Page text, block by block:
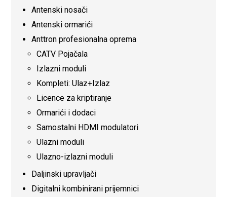
Antenski nosači
Antenski ormarići
Anttron profesionalna oprema
CATV Pojačala
Izlazni moduli
Kompleti: Ulaz+Izlaz
Licence za kriptiranje
Ormarići i dodaci
Samostalni HDMI modulatori
Ulazni moduli
Ulazno-izlazni moduli
Daljinski upravljači
Digitalni kombinirani prijemnici